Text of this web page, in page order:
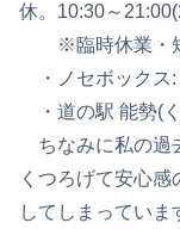
休。10:30～
※臨時休業・短
・ノセボックス:
・道の駅 能勢(
ちなみに私の過
くつろげて安心
してしまっていま